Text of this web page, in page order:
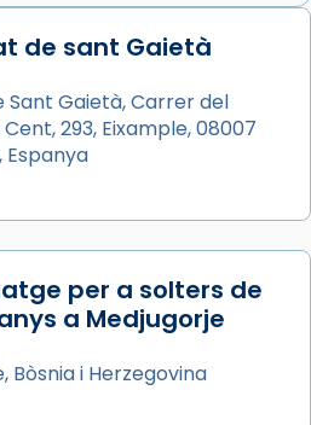
is at Catedral
juliol, ha tingut lloc la
en agraïment al
de la visita apostòlica
el cardenal Joan
la missa i l’ha
auxiliar de Barcelona,
de sant Gaietà
Sant Gaietà, Carrer del
293, Eixample, 08007
Espanya
per a solters de
a Medjugorje
Bòsnia i Herzegovina